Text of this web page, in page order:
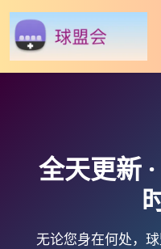
全天更新 ·
无论您身在何处，